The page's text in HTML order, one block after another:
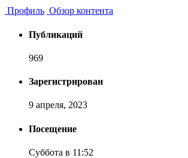
Профиль Обзор контента
Публикаций
969
Зарегистрирован
9 апреля, 2023
Посещение
Суббота в 11:52